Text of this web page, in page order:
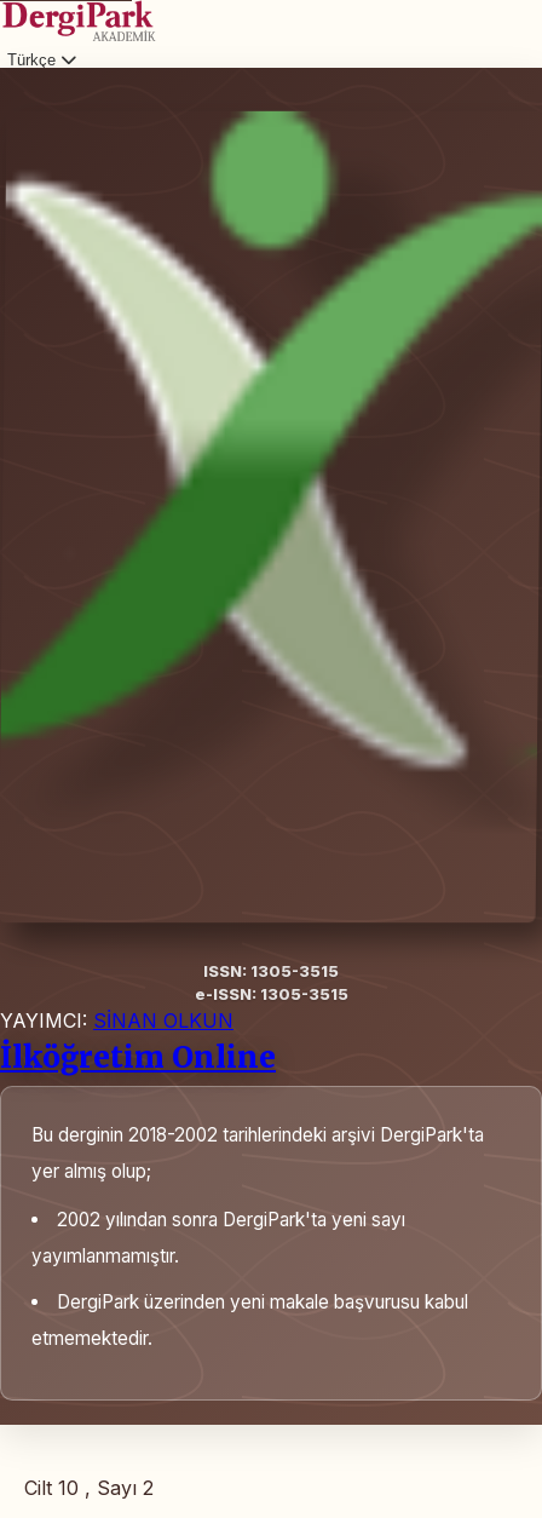
Türkçe
ISSN: 1305-3515
e-ISSN: 1305-3515
YAYIMCI: SİNAN OLKUN
İlköğretim Online
Bu derginin 2018-2002 tarihlerindeki arşivi DergiPark'ta
yer almış olup;
2002 yılından sonra DergiPark'ta yeni sayı
yayımlanmamıştır.
DergiPark üzerinden yeni makale başvurusu kabul
etmemektedir.
Cilt 10 , Sayı 2